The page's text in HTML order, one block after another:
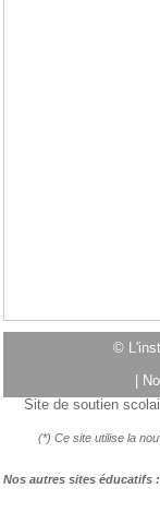
©
Site de soutien
(*) Ce site utilise la
Nos autres sites éducatifs :